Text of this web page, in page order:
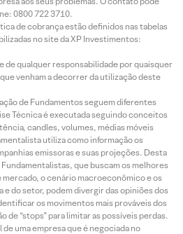
0800 722 3710.
de cobrança estão definidos nas tabelas
no site da XP Investimentos:
de qualquer responsabilidade por quaisquer
venham a decorrer da utilização deste
de Fundamentos seguem diferentes
Técnica é executada seguindo conceitos
candles, volumes, médias móveis
utiliza como informação os
emissoras e suas projeções. Desta
que buscam os melhores
o cenário macroeconômico e os
do setor, podem divergir das opiniões dos
os movimentos mais prováveis dos
de “stops” para limitar as possíveis perdas.
uma empresa que é negociada no